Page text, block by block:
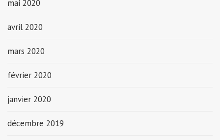
mai 2020
avril 2020
mars 2020
février 2020
janvier 2020
décembre 2019